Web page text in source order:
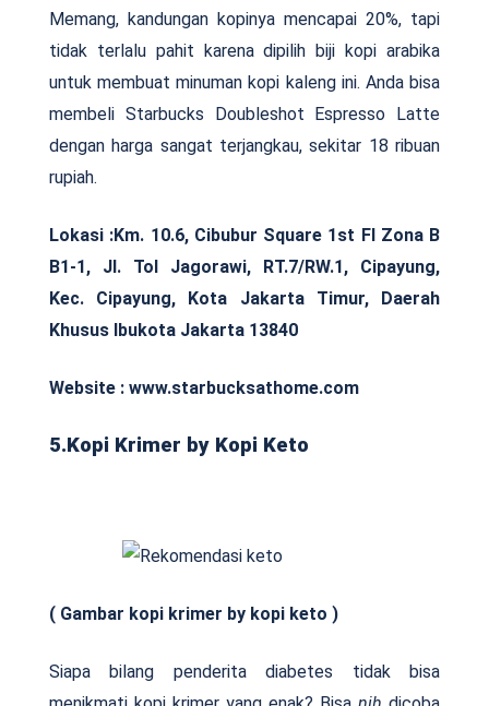
Memang, kandungan kopinya mencapai 20%, tapi
tidak terlalu pahit karena dipilih biji kopi arabika
untuk membuat minuman kopi kaleng ini. Anda bisa
membeli Starbucks Doubleshot Espresso Latte
dengan harga sangat terjangkau, sekitar 18 ribuan
rupiah.
Lokasi :Km. 10.6, Cibubur Square 1st Fl Zona B
B1-1, Jl. Tol Jagorawi, RT.7/RW.1, Cipayung,
Kec. Cipayung, Kota Jakarta Timur, Daerah
Khusus Ibukota Jakarta 13840
Website : www.starbucksathome.com
5.Kopi Krimer by Kopi Keto
( Gambar kopi krimer by kopi keto )
Siapa bilang penderita diabetes tidak bisa